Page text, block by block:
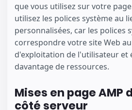
que vous utilisez sur votre
utilisez les polices système au
personnalisées, car les polices
correspondre votre site Web
d'exploitation de l'utilisateur et
davantage de ressources.
Mises en page AMP
côté serveur